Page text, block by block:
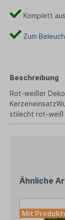
Komplett
Zum
Beschreibung
Rot-weißer
stilecht rot-weiß
Ähnliche
Mit